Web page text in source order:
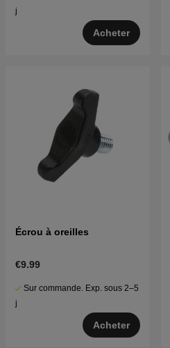
j
Acheter
Écrou à oreilles
€9.99
Sur commande. Exp. sous 2–5
j
Acheter